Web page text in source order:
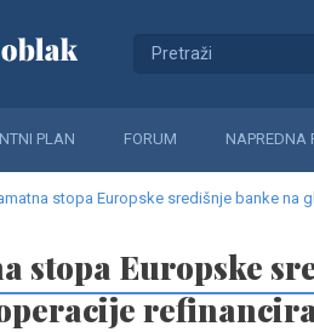
PLAN FORUM NAPREDNA
stopa Europske središnje banke na
stopa Europske